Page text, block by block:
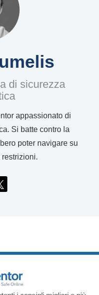
di sicurezza
appassionato di
Si batte contro la
poter navigare su
restrizioni.